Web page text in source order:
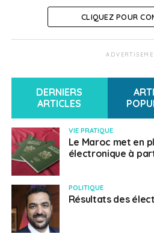
MAROC UNE
CLIQUEZ POUR
DERNIERS
ARTICLES
VIE PRATIQUE
Le Maroc met en
électronique à
POLITIQUE
Résultats des